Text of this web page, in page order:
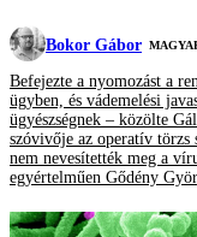
Bokor Gábor
Befejezte a nyomozást a
ügyben, és vádemelési
ügyészségnek – közölte
szóvivője az operatív törzs
nem nevesítették meg a
egyértelműen Gődény